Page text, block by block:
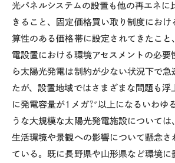
光パネルシステムの設置も他の再エネに
きること、固定価格買い取り制度にお
算性のある価格帯に設定されてきたこと
電設置における環境アセスメントの必要
ら太陽光発電は制約が少ない状況下で急
たが、設置地域ではさまざまな問題も浮
に発電容量が1メガ㍗以上になるいわゆ
うな大規模な太陽光発電施設については
生活環境や景観への影響について懸念さ
ている。既に長野県や山形県など環境に